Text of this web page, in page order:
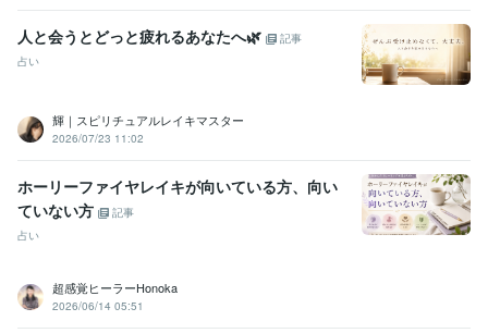
人と会うとどっと疲れるあなたへ🌿
記事
占い
輝｜スピリチュアルレイキマスター
2026/07/23 11:02
ホーリーファイヤレイキが向いている方、向い
ていない方
記事
占い
超感覚ヒーラーHonoka
2026/06/14 05:51